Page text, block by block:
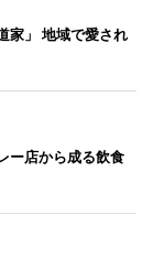
家」 地域で愛され
ー店から成る飲食